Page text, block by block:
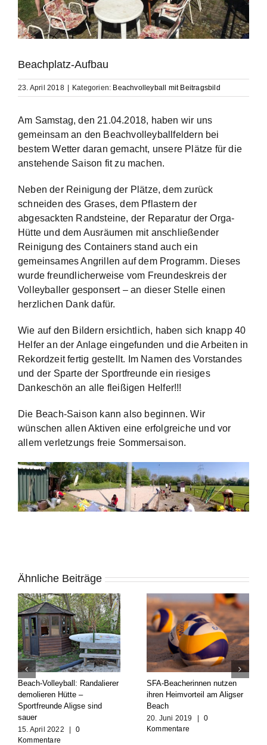
Beachplatz-Aufbau
23. April 2018 Kategorien: Beachvolleyball mit Beitragsbild
Am Samstag, den 21.04.2018, haben wir uns
gemeinsam an den Beachvolleyballfeldern bei
bestem Wetter daran gemacht, unsere Plätze für die
anstehende Saison fit zu machen.
Neben der Reinigung der Plätze, dem zurück
schneiden des Grases, dem Pflastern der
abgesackten Randsteine, der Reparatur der Orga-
Hütte und dem Ausräumen mit anschließender
Reinigung des Containers stand auch ein
gemeinsames Angrillen auf dem Programm. Dieses
wurde freundlicherweise vom Freundeskreis der
Volleyballer gesponsert – an dieser Stelle einen
herzlichen Dank dafür.
Wie auf den Bildern ersichtlich, haben sich knapp 40
Helfer an der Anlage eingefunden und die Arbeiten in
Rekordzeit fertig gestellt. Im Namen des Vorstandes
und der Sparte der Sportfreunde ein riesiges
Dankeschön an alle fleißigen Helfer!!!
Die Beach-Saison kann also beginnen. Wir
wünschen allen Aktiven eine erfolgreiche und vor
allem verletzungs freie Sommersaison.
Ähnliche Beiträge
Beach-Volleyball: Randalierer
demolieren Hütte –
Sportfreunde Aligse sind
sauer
15. April 2022 |
0
Kommentare
SFA-Beacherinnen nutzen
ihren Heimvorteil am Aligser
Beach
20. Juni 2019 |
0
Kommentare